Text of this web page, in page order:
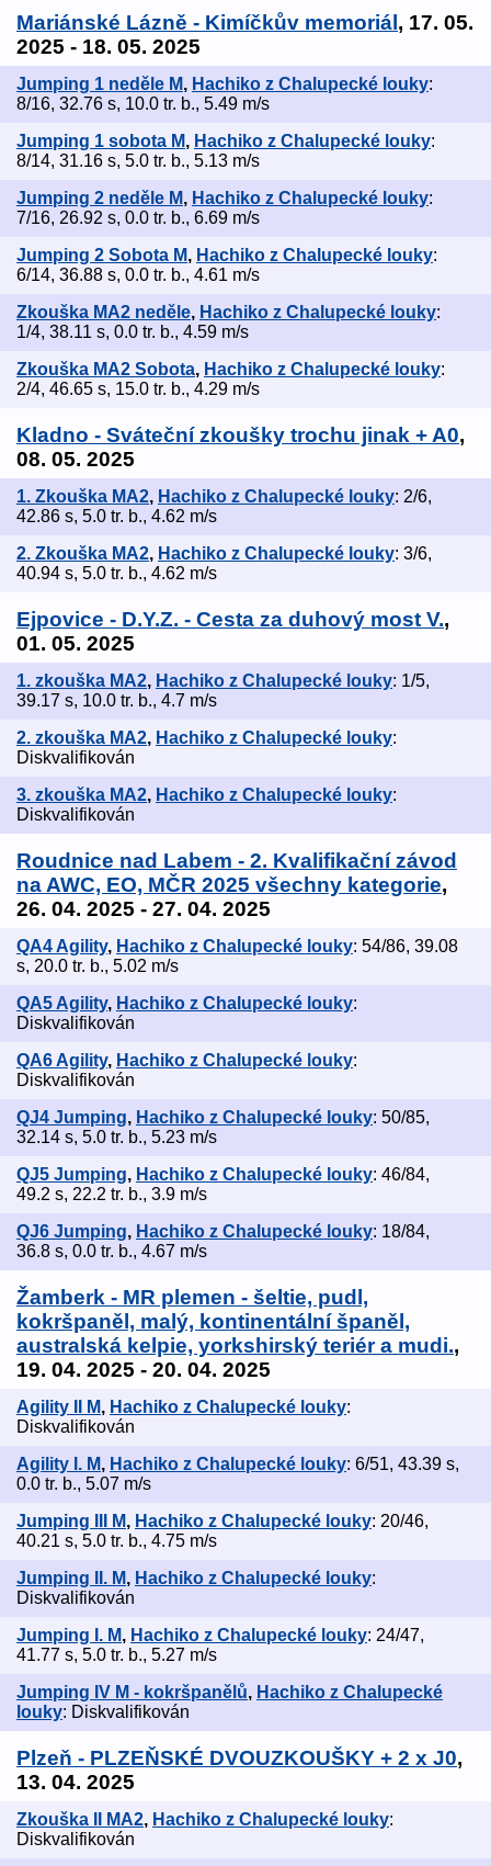
Mariánské Lázně - Kimíčkův memoriál , 17. 05.
2025 - 18. 05. 2025
Jumping 1 neděle M, Hachiko z Chalupecké louky:
8/16, 32.76 s, 10.0 tr. b., 5.49 m/s
Jumping 1 sobota M, Hachiko z Chalupecké louky:
8/14, 31.16 s, 5.0 tr. b., 5.13 m/s
Jumping 2 neděle M, Hachiko z Chalupecké louky:
7/16, 26.92 s, 0.0 tr. b., 6.69 m/s
Jumping 2 Sobota M, Hachiko z Chalupecké louky:
6/14, 36.88 s, 0.0 tr. b., 4.61 m/s
Zkouška MA2 neděle, Hachiko z Chalupecké louky:
1/4, 38.11 s, 0.0 tr. b., 4.59 m/s
Zkouška MA2 Sobota, Hachiko z Chalupecké louky:
2/4, 46.65 s, 15.0 tr. b., 4.29 m/s
Kladno - Sváteční zkoušky trochu jinak + A0,
08. 05. 2025
1. Zkouška MA2, Hachiko z Chalupecké louky: 2/6,
42.86 s, 5.0 tr. b., 4.62 m/s
2. Zkouška MA2, Hachiko z Chalupecké louky: 3/6,
40.94 s, 5.0 tr. b., 4.62 m/s
Ejpovice - D.Y.Z. - Cesta za duhový most V.,
01. 05. 2025
1. zkouška MA2, Hachiko z Chalupecké louky: 1/5,
39.17 s, 10.0 tr. b., 4.7 m/s
2. zkouška MA2, Hachiko z Chalupecké louky:
Diskvalifikován
3. zkouška MA2, Hachiko z Chalupecké louky:
Diskvalifikován
Roudnice nad Labem - 2. Kvalifikační závod
na AWC, EO, MČR 2025 všechny kategorie,
26. 04. 2025 - 27. 04. 2025
QA4 Agility, Hachiko z Chalupecké louky: 54/86, 39.08
s, 20.0 tr. b., 5.02 m/s
QA5 Agility, Hachiko z Chalupecké louky:
Diskvalifikován
QA6 Agility, Hachiko z Chalupecké louky:
Diskvalifikován
QJ4 Jumping, Hachiko z Chalupecké louky: 50/85,
32.14 s, 5.0 tr. b., 5.23 m/s
QJ5 Jumping, Hachiko z Chalupecké louky: 46/84,
49.2 s, 22.2 tr. b., 3.9 m/s
QJ6 Jumping, Hachiko z Chalupecké louky: 18/84,
36.8 s, 0.0 tr. b., 4.67 m/s
Žamberk - MR plemen - šeltie, pudl,
kokršpaněl, malý, kontinentální španěl,
australská kelpie, yorkshirský teriér a mudi.,
19. 04. 2025 - 20. 04. 2025
Agility II M, Hachiko z Chalupecké louky:
Diskvalifikován
Agility I. M, Hachiko z Chalupecké louky: 6/51, 43.39 s,
0.0 tr. b., 5.07 m/s
Jumping III M, Hachiko z Chalupecké louky: 20/46,
40.21 s, 5.0 tr. b., 4.75 m/s
Jumping II. M, Hachiko z Chalupecké louky:
Diskvalifikován
Jumping I. M, Hachiko z Chalupecké louky: 24/47,
41.77 s, 5.0 tr. b., 5.27 m/s
Jumping IV M - kokršpanělů, Hachiko z Chalupecké
louky: Diskvalifikován
Plzeň - PLZEŇSKÉ DVOUZKOUŠKY + 2 x J0,
13. 04. 2025
Zkouška II MA2, Hachiko z Chalupecké louky:
Diskvalifikován